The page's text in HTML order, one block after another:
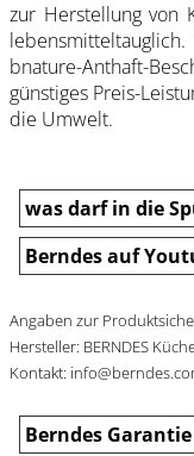
zur Herstellung von
bnature-Anthaft-
günstiges Preis-
die Umwelt.
was darf in die
Berndes auf
Angaben zur
Hersteller: BERNDES
Kontakt:
Berndes Garantie